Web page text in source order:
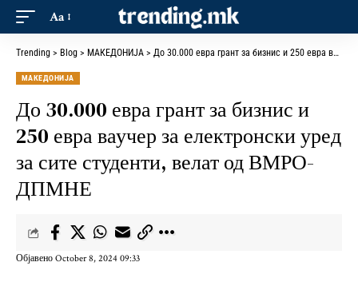
Aa
Trending > Blog > МАКЕДОНИЈА > До 30.000 евра грант за бизнис и 250 евра ваучер за електронски уред за сите студенти, велат од ВМРО-ДПМНЕ
МАКЕДОНИЈА
До 30.000 евра грант за бизнис и
250 евра ваучер за електронски уред
за сите студенти, велат од ВМРО-
ДПМНЕ
Објавено October 8, 2024 09:33